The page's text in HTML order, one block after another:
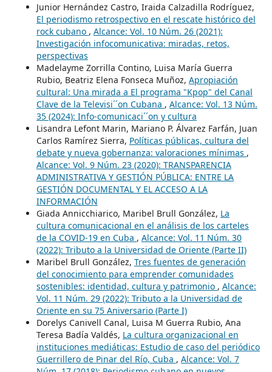
Junior Hernández Castro, Iraida Calzadilla Rodríguez,
El periodismo retrospectivo en el rescate histórico del
rock cubano , Alcance: Vol. 10 Núm. 26 (2021):
Investigación infocomunicativa: miradas, retos,
perspectivas
Madelayme Zorrilla Contino, Luisa María Guerra
Rubio, Beatriz Elena Fonseca Muñoz, Apropiación
cultural: Una mirada a El programa "Kpop" del Canal
Clave de la Televisi´´on Cubana , Alcance: Vol. 13 Núm.
35 (2024): Info-comunicaci´´on y cultura
Lisandra Lefont Marin, Mariano P. Álvarez Farfán, Juan
Carlos Ramírez Sierra, Políticas públicas, cultura del
debate y nueva gobernanza: valoraciones mínimas ,
Alcance: Vol. 9 Núm. 23 (2020): TRANSPARENCIA
ADMINISTRATIVA Y GESTIÓN PÚBLICA: ENTRE LA
GESTIÓN DOCUMENTAL Y EL ACCESO A LA
INFORMACIÓN
Giada Annicchiarico, Maribel Brull González, La
cultura comunicacional en el análisis de los carteles
de la COVID-19 en Cuba , Alcance: Vol. 11 Núm. 30
(2022): Tributo a la Universidad de Oriente (Parte II)
Maribel Brull González, Tres fuentes de generación
del conocimiento para emprender comunidades
sostenibles: identidad, cultura y patrimonio , Alcance:
Vol. 11 Núm. 29 (2022): Tributo a la Universidad de
Oriente en su 75 Aniversario (Parte I)
Dorelys Canivell Canal, Luisa M Guerra Rubio, Ana
Teresa Badía Valdés, La cultura organizacional en
instituciones mediáticas: Estudio de caso del periódico
Guerrillero de Pinar del Río, Cuba , Alcance: Vol. 7